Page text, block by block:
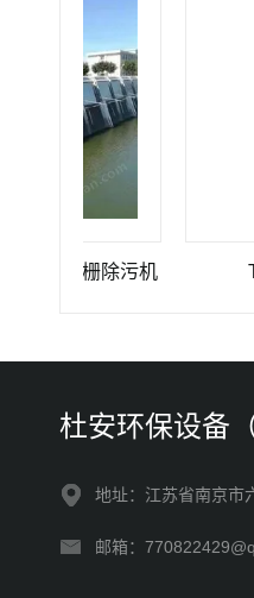
栅除污机 TBQJ-
杜安环保设备
地址：江苏省南京市
邮箱：